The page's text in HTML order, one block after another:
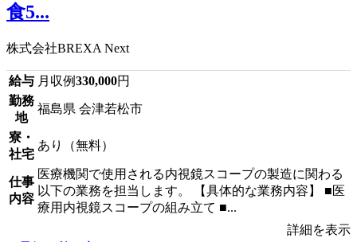
食5...
株式会社BREXA Next
給与 月収例330,000円
勤務
地
福島県 会津若松市
寮・
社宅
あり（無料）
仕事
内容
医療機関で使用される内視鏡スコープの製造に関わる
以下の業務を担当します。 【具体的な業務内容】 ■医
療用内視鏡スコープの組み立て ■...
詳細を表示